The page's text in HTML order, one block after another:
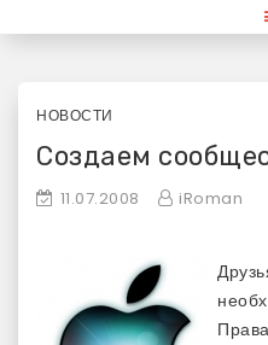
«Используй
НОВОСТИ
Создаем
11.07.2008 iRoman